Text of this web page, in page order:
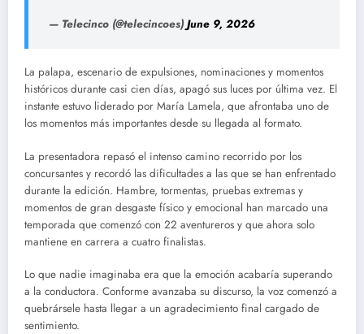
— Telecinco (@telecincoes) June 9, 2026
La palapa, escenario de expulsiones, nominaciones y momentos
históricos durante casi cien días, apagó sus luces por última vez. El
instante estuvo liderado por María Lamela, que afrontaba uno de
los momentos más importantes desde su llegada al formato.
La presentadora repasó el intenso camino recorrido por los
concursantes y recordó las dificultades a las que se han enfrentado
durante la edición. Hambre, tormentas, pruebas extremas y
momentos de gran desgaste físico y emocional han marcado una
temporada que comenzó con 22 aventureros y que ahora solo
mantiene en carrera a cuatro finalistas.
Lo que nadie imaginaba era que la emoción acabaría superando
a la conductora. Conforme avanzaba su discurso, la voz comenzó a
quebrársele hasta llegar a un agradecimiento final cargado de
sentimiento.